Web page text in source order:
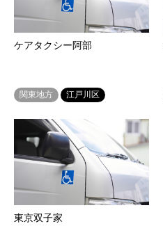
ケアタクシー阿部
関東地方 江戸川区
東京双子家